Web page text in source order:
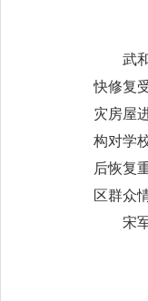
武
快修复
灾房屋
构对学
后恢复
区群众
宋